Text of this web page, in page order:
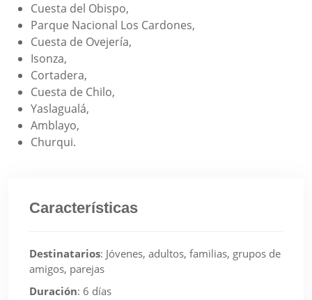
Cuesta del Obispo,
Parque Nacional Los Cardones,
Cuesta de Ovejería,
Isonza,
Cortadera,
Cuesta de Chilo,
Yaslagualá,
Amblayo,
Churqui.
Características
Destinatarios: Jóvenes, adultos, familias, grupos de
amigos, parejas
Duración: 6 días